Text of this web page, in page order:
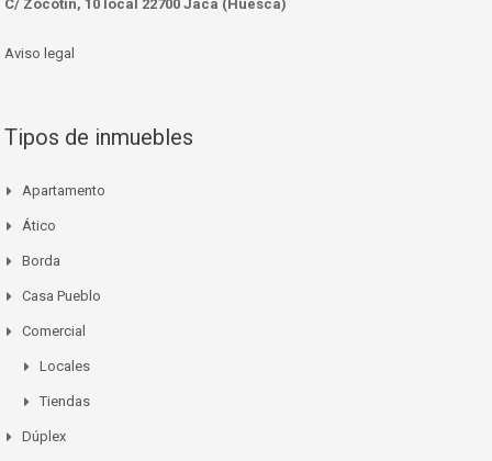
C/ Zocotín, 10 local 22700 Jaca (Huesca)
Aviso legal
Tipos de inmuebles
Apartamento
Ático
Borda
Casa Pueblo
Comercial
Locales
Tiendas
Dúplex